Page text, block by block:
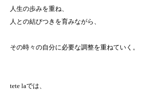
人生の歩みを重ね、
人との結びつきを育みながら、
その時々の自分に必要な調整を重ねていく。
tete laでは、